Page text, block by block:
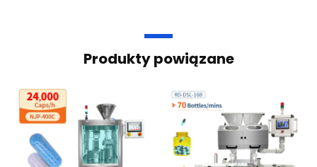
Produkty powiązane